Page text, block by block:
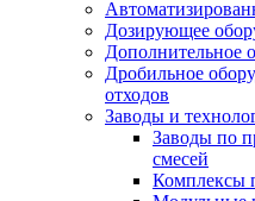
Дозирующее
Дополнительное
Дробильное
отходов
Заводы и
Заводы по
смесей
Комплексы